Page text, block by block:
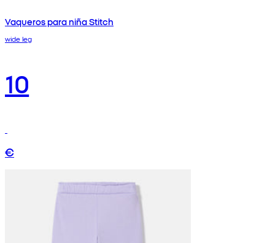
Vaqueros para niña Stitch
wide leg
10
€